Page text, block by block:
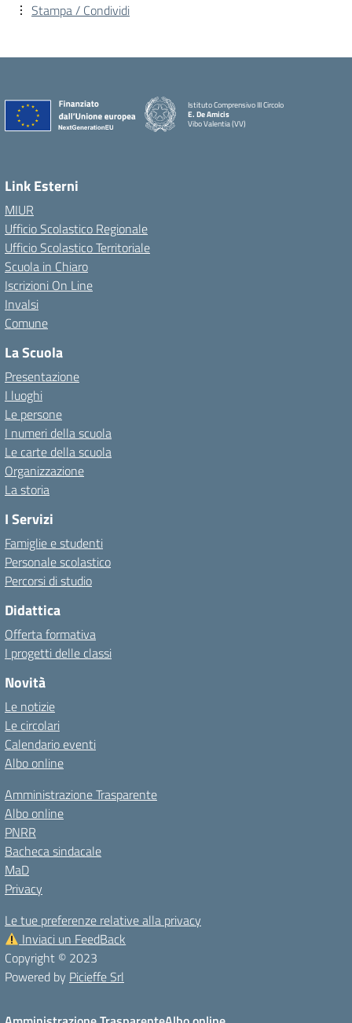
Stampa / Condividi
Istituto Comprensivo III Circolo
E. De Amicis
Vibo Valentia (VV)
Link Esterni
MIUR
Ufficio Scolastico Regionale
Ufficio Scolastico Territoriale
Scuola in Chiaro
Iscrizioni On Line
Invalsi
Comune
La Scuola
Presentazione
I luoghi
Le persone
I numeri della scuola
Le carte della scuola
Organizzazione
La storia
I Servizi
Famiglie e studenti
Personale scolastico
Percorsi di studio
Didattica
Offerta formativa
I progetti delle classi
Novità
Le notizie
Le circolari
Calendario eventi
Albo online
Amministrazione Trasparente
Albo online
PNRR
Bacheca sindacale
MaD
Privacy
Le tue preferenze relative alla privacy
Inviaci un FeedBack
Copyright © 2023
Powered by Picieffe Srl